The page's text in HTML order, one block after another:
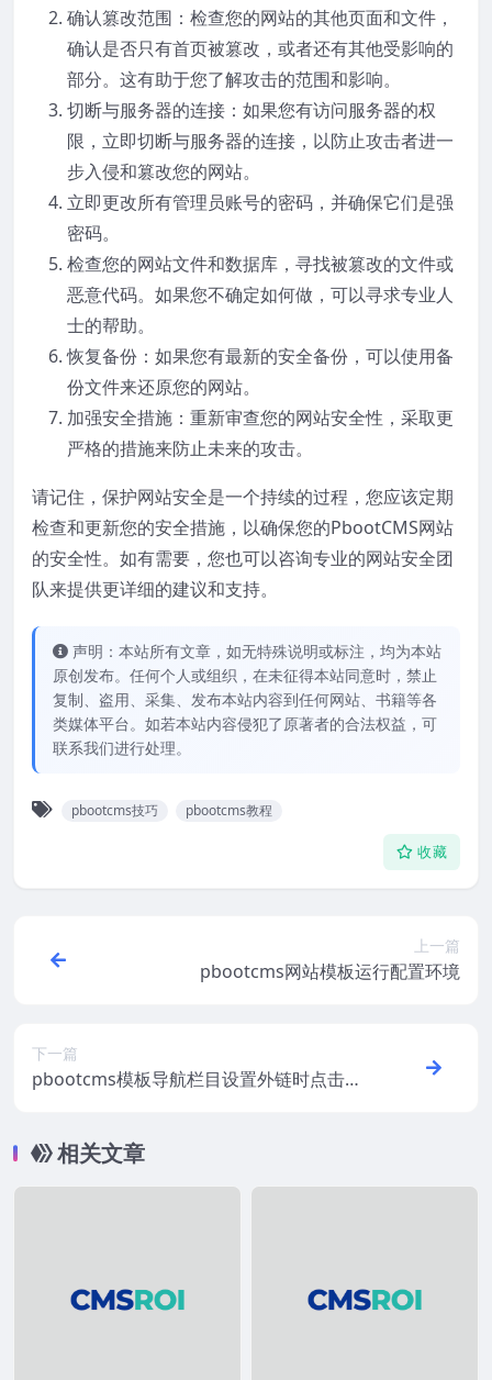
确认篡改范围：检查您的网站的其他页面和文件，
确认是否只有首页被篡改，或者还有其他受影响的
部分。这有助于您了解攻击的范围和影响。
切断与服务器的连接：如果您有访问服务器的权
限，立即切断与服务器的连接，以防止攻击者进一
步入侵和篡改您的网站。
立即更改所有管理员账号的密码，并确保它们是强
密码。
检查您的网站文件和数据库，寻找被篡改的文件或
恶意代码。如果您不确定如何做，可以寻求专业人
士的帮助。
恢复备份：如果您有最新的安全备份，可以使用备
份文件来还原您的网站。
加强安全措施：重新审查您的网站安全性，采取更
严格的措施来防止未来的攻击。
请记住，保护网站安全是一个持续的过程，您应该定期
检查和更新您的安全措施，以确保您的PbootCMS网站
的安全性。如有需要，您也可以咨询专业的网站安全团
队来提供更详细的建议和支持。
声明：本站所有文章，如无特殊说明或标注，均为本站
原创发布。任何个人或组织，在未征得本站同意时，禁止
复制、盗用、采集、发布本站内容到任何网站、书籍等各
类媒体平台。如若本站内容侵犯了原著者的合法权益，可
联系我们进行处理。
pbootcms技巧 pbootcms教程
收藏
上一篇
pbootcms网站模板运行配置环境
下一篇
pbootcms模板导航栏目设置外链时点击是
相关文章